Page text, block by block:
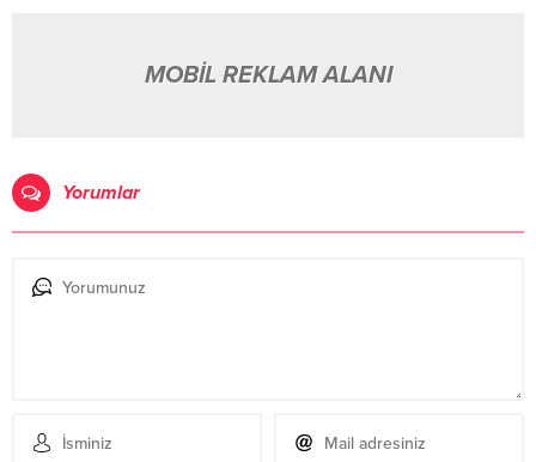
MOBİL REKLAM ALANI
Yorumlar